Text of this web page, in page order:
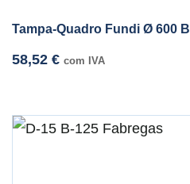
Tampa-Quadro Fundi Ø 600
58,52 € com IVA